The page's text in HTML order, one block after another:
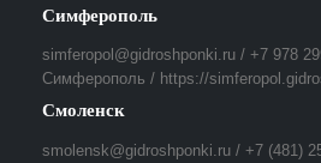
Симферополь
simferopol@gidroshponki.ru / +7 978
Симферополь / https://
Смоленск
smolensk@gidroshponki.ru / +7 (481)